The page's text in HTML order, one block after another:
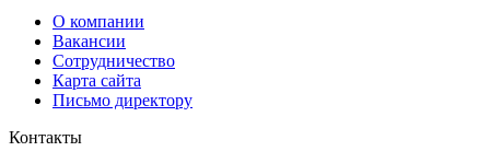
О компании
Вакансии
Сотрудничество
Карта сайта
Письмо директору
Контакты